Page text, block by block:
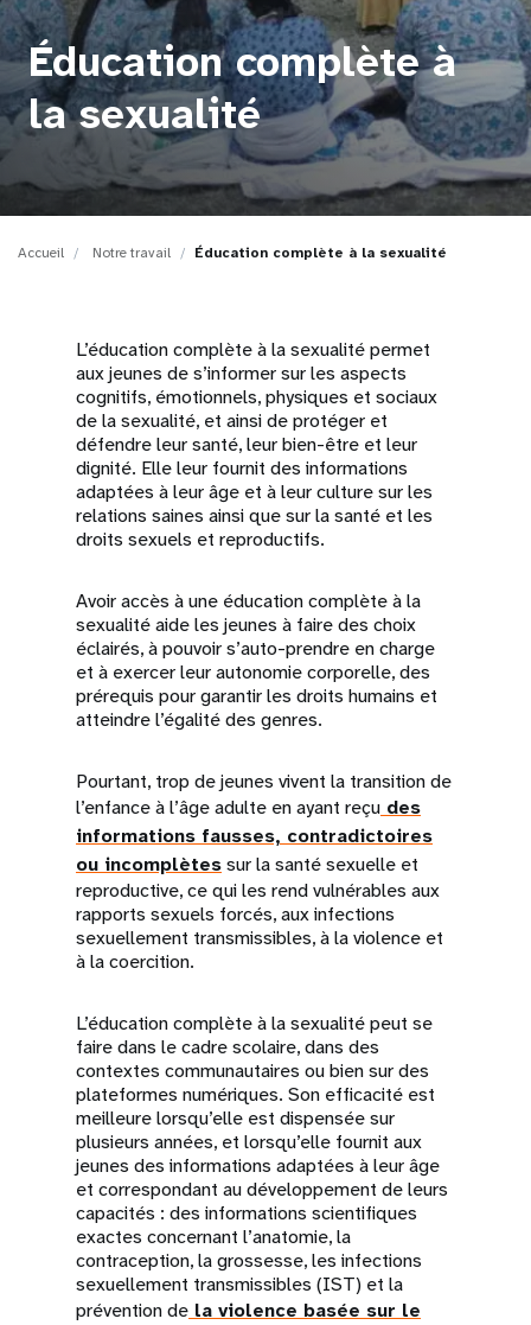
t
i
o
n
Éducation complète à
la sexualité
Accueil Notre travail Éducation complète à la sexualité
L’éducation complète à la sexualité permet
aux jeunes de s’informer sur les aspects
cognitifs, émotionnels, physiques et sociaux
de la sexualité, et ainsi de protéger et
défendre leur santé, leur bien-être et leur
dignité. Elle leur fournit des informations
adaptées à leur âge et à leur culture sur les
relations saines ainsi que sur la santé et les
droits sexuels et reproductifs.
Avoir accès à une éducation complète à la
sexualité aide les jeunes à faire des choix
éclairés, à pouvoir s’auto-prendre en charge
et à exercer leur autonomie corporelle, des
prérequis pour garantir les droits humains et
atteindre l’égalité des genres.
Pourtant, trop de jeunes vivent la transition de
l’enfance à l’âge adulte en ayant reçu des
informations fausses, contradictoires
ou incomplètessur la santé sexuelle et
reproductive, ce qui les rend vulnérables aux
rapports sexuels forcés, aux infections
sexuellement transmissibles, à la violence et
à la coercition.
L’éducation complète à la sexualité peut se
faire dans le cadre scolaire, dans des
contextes communautaires ou bien sur des
plateformes numériques. Son efficacité est
meilleure lorsqu’elle est dispensée sur
plusieurs années, et lorsqu’elle fournit aux
jeunes des informations adaptées à leur âge
et correspondant au développement de leurs
capacités : des informations scientifiques
exactes concernant l’anatomie, la
contraception, la grossesse, les infections
sexuellement transmissibles (IST) et la
prévention de la violence basée sur le